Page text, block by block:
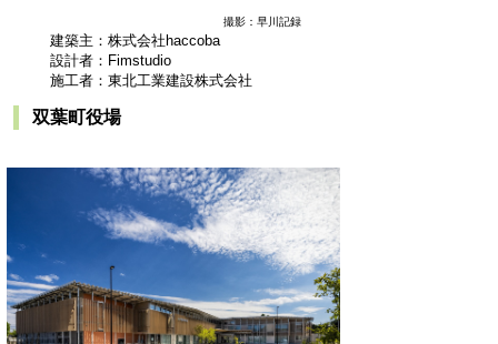
撮影：早川記録
建築主：株式会社haccoba
設計者：Fimstudio
施工者：東北工業建設株式会社
双葉町役場